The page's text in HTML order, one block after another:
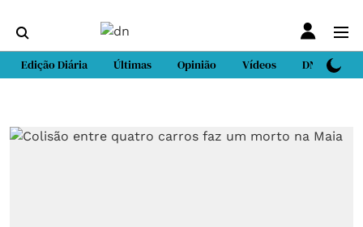
Edição Diária Últimas Opinião Vídeos DN Sport